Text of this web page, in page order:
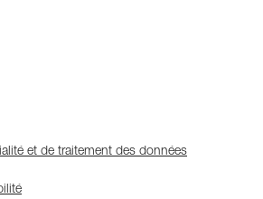
et de traitement des données